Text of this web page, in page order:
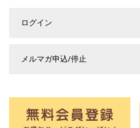
ログイン
メルマガ申込/停止